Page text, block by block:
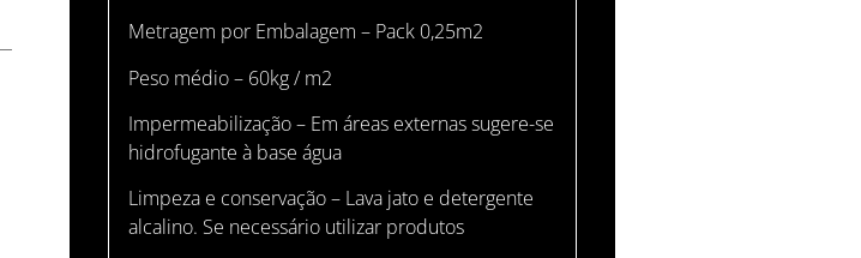
Metragem por Embalagem – Pack 0,25m2
Peso médio – 60kg / m2
Impermeabilização – Em áreas externas sugere-se
hidrofugante à base água
Limpeza e conservação – Lava jato e detergente
alcalino. Se necessário utilizar produtos